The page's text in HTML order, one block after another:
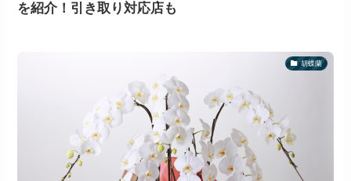
を紹介！引き取り対応店も
胡蝶蘭